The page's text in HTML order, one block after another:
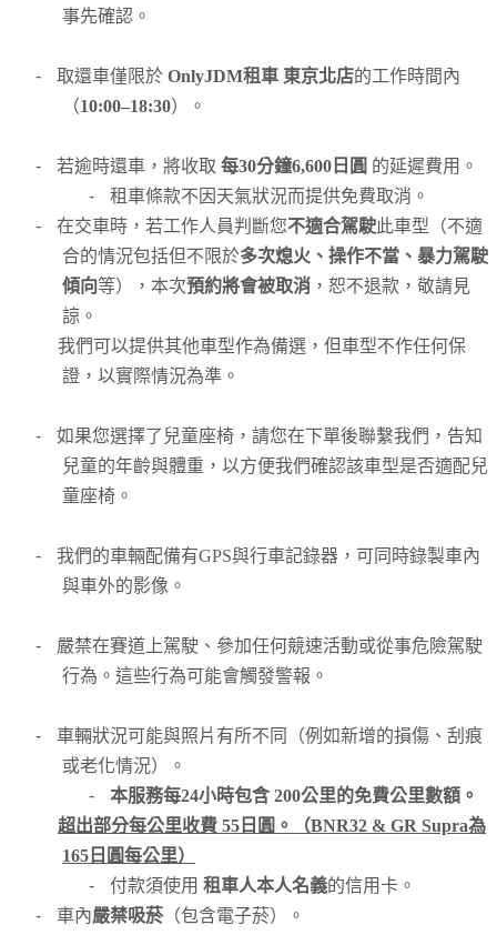
事先確認。
- 取還車僅限於 OnlyJDM租車 東京北店的工作時間內
（10:00–18:30）。
- 若逾時還車，將收取 每30分鐘6,600日圓 的延遲費用。
-
租車條款不因天氣狀況而提供免費取消。
-
在交車時，若工作人員判斷您不適合駕駛此車型（不適
合的情況包括但不限於多次熄火、操作不當、暴力駕駛
傾向等），本次預約將會被取消 ，恕不退款，敬請見
諒。
我們可以提供其他車型作為備選，但車型不作任何保
證，以實際情況為準。
-
如果您選擇了兒童座椅，請您在下單後聯繫我們，告知
兒童的年齡與體重，以方便我們確認該車型是否適配兒
童座椅。
-
我們的車輛配備有GPS與行車記錄器，可同時錄製車內
與車外的影像。
-
嚴禁在賽道上駕駛、參加任何競速活動或從事危險駕駛
行為。這些行為可能會觸發警報。
-
車輛狀況可能與照片有所不同（例如新增的損傷、刮痕
或老化情況）。
-
本服務每24小時包含 200公里的免費公里數額。
超出部分每公里收費 55日圓。（BNR32 & GR Supra為
165日圓每公里）
-
付款須使用 租車人本人名義的信用卡。
-
車內嚴禁吸菸（包含電子菸）。